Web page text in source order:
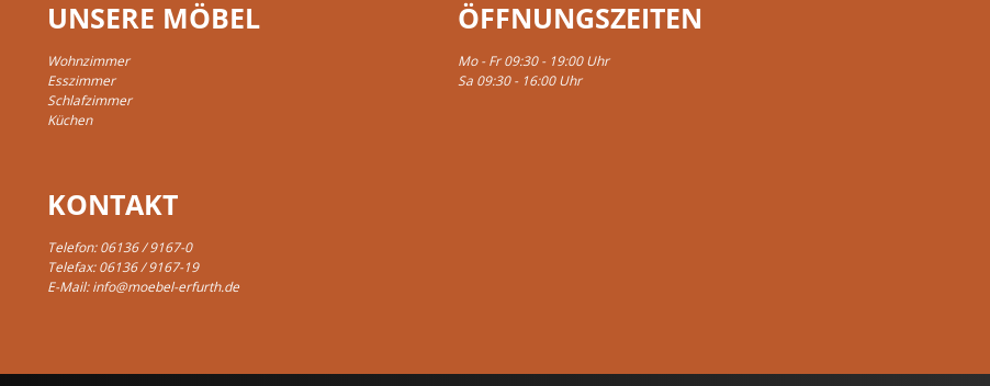
UNSERE MÖBEL
Wohnzimmer
Esszimmer
Schlafzimmer
Küchen
ÖFFNUNGSZEITEN
Mo - Fr 09:30 - 19:00 Uhr
Sa 09:30 - 16:00 Uhr
KONTAKT
Telefon:06136 / 9167-0
Telefax: 06136 / 9167-19
E-Mail:info@moebel-erfurth.de